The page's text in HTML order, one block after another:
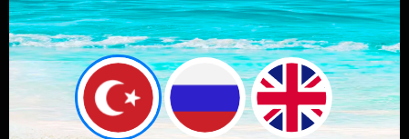
Download mobile
application
favorite city